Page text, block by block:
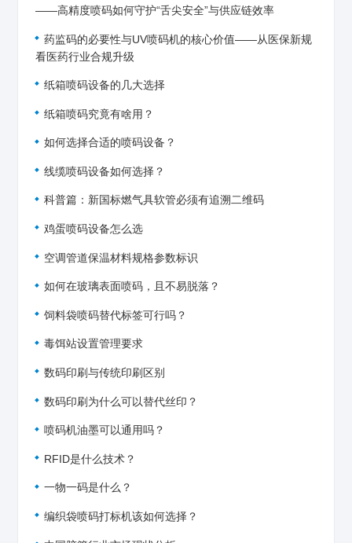
——高精度喷码如何守护“舌尖安全”与供应链效率
药监码的必要性与UV喷码机的核心价值——从医保新规
看医药行业合规升级
纸箱喷码设备的几大选择
纸箱喷码究竟有啥用？
如何选择合适的喷码设备？
线缆喷码设备如何选择？
科普篇：新国标燃气具软管必须有追溯二维码
鸡蛋喷码设备怎么选
空调管道保温材料规格参数标识
如何在玻璃表面喷码，且不易脱落？
饲料袋喷码替代标签可行吗？
毒饵站设置管理要求
数码印刷与传统印刷区别
数码印刷为什么可以替代丝印？
喷码机油墨可以通用吗？
RFID是什么技术？
一物一码是什么？
编织袋喷码打标机该如何选择？